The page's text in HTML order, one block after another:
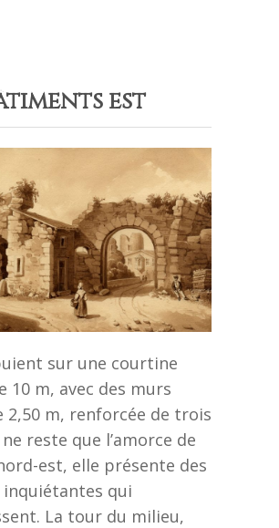
est
sur une courtine
10 m, avec des murs
2,50 m, renforcée de trois
reste que l’amorce de
est, elle présente des
qui
La tour du milieu,